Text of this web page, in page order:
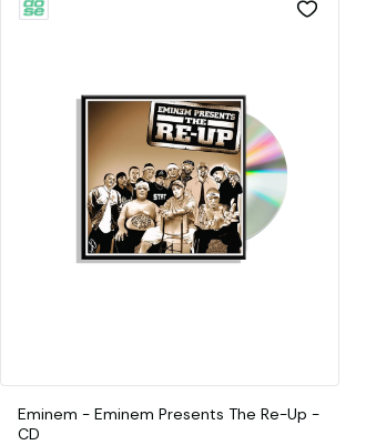
Eminem - Eminem Presents The Re-Up -
CD